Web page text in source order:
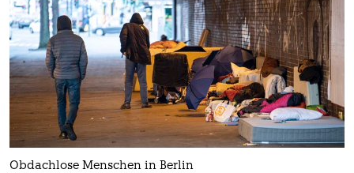
Obdachlose Menschen in Berlin